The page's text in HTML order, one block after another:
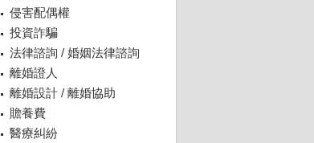
侵害配偶權
投資詐騙
法律諮詢 / 婚姻法律諮詢
離婚證人
離婚設計 / 離婚協助
贍養費
醫療糾紛